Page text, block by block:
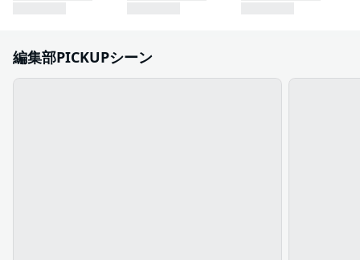
編集部PICKUPシーン